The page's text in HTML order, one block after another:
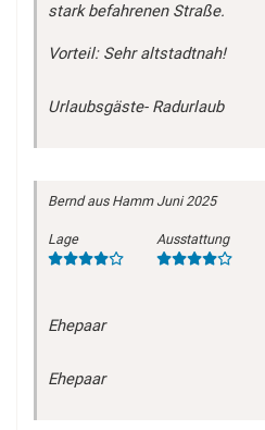
stark befahrenen Straße.
Vorteil: Sehr altstadtnah!
Urlaubsgäste- Radurlaub
Berndaus Hamm Juni 2025
Lage Ausstattung
Ehepaar
Ehepaar